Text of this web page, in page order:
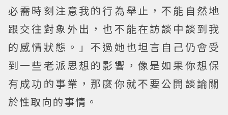
必需時刻注意我的行為舉止，不能自然地
跟交往對象外出，也不能在訪談中談到我
的感情狀態。」不過她也坦言自己仍會受
到一些老派思想的影響，像是如果你想保
有成功的事業，那麼你就不要公開談論關
於性取向的事情。